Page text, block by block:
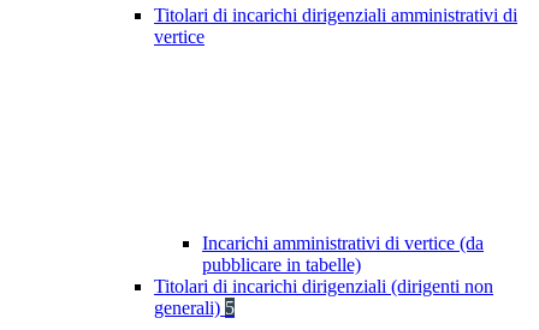
Titolari di incarichi dirigenziali amministrativi di
vertice
Incarichi amministrativi di vertice (da
pubblicare in tabelle)
Titolari di incarichi dirigenziali (dirigenti non
generali) 5